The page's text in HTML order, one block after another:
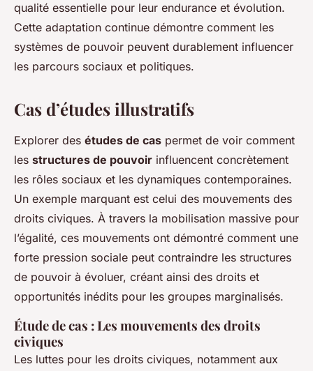
qualité essentielle pour leur endurance et évolution.
Cette adaptation continue démontre comment les
systèmes de pouvoir peuvent durablement influencer
les parcours sociaux et politiques.
Cas d’études illustratifs
Explorer des études de cas permet de voir comment
les structures de pouvoir influencent concrètement
les rôles sociaux et les dynamiques contemporaines.
Un exemple marquant est celui des mouvements des
droits civiques. À travers la mobilisation massive pour
l’égalité, ces mouvements ont démontré comment une
forte pression sociale peut contraindre les structures
de pouvoir à évoluer, créant ainsi des droits et
opportunités inédits pour les groupes marginalisés.
Étude de cas : Les mouvements des droits
civiques
Les luttes pour les droits civiques, notamment aux